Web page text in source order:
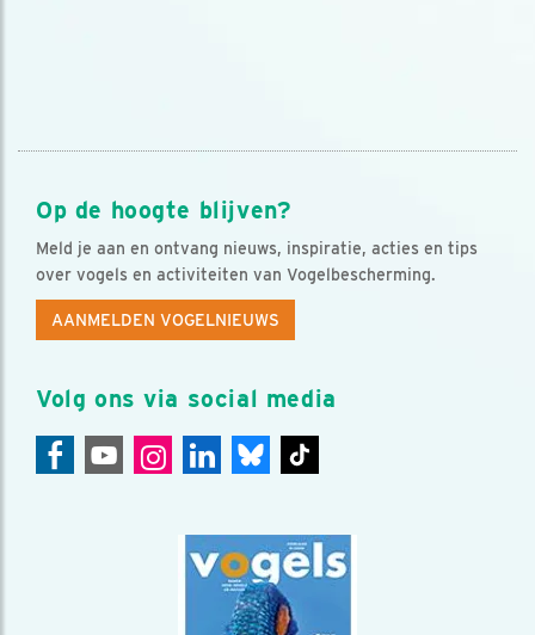
Op de hoogte blijven?
Meld je aan en ontvang nieuws, inspiratie, acties en tips
over vogels en activiteiten van Vogelbescherming.
AANMELDEN VOGELNIEUWS
Volg ons via social media